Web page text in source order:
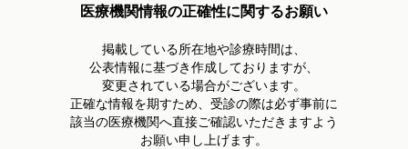
医療機関情報の正確性に関するお願い
掲載している所在地や診療時間は、
公表情報に基づき作成しておりますが、
変更されている場合がございます。
正確な情報を期すため、受診の際は必ず事前に
該当の医療機関へ直接ご確認いただきますよう
お願い申し上げます。